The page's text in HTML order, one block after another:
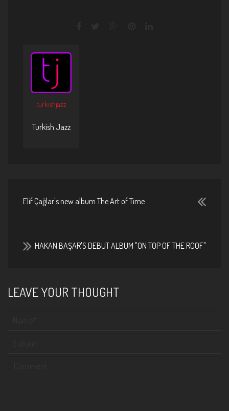
turkishjazz
Turkish Jazz
Elif Çağlar's new album The Art of Time
HAKAN BAŞAR'S DEBUT ALBUM "ON TOP OF THE ROOF"
LEAVE YOUR THOUGHT